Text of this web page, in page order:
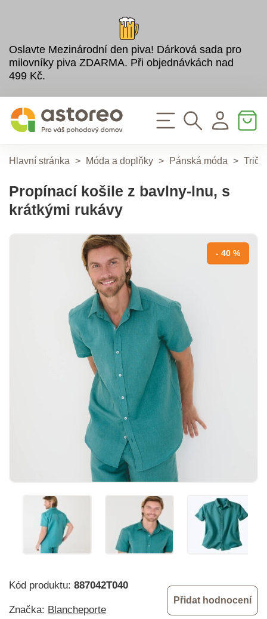
Oslavte Mezinárodní den piva! Dárková sada pro
milovníky piva ZDARMA. Při objednávkách nad
499 Kč.
Hlavní stránka > Móda a doplňky > Pánská móda >
Propínací košile z bavlny-lnu, s
krátkými rukávy
- 40 %
Kód produktu: 887042T040
Značka: Blancheporte
Přidat hodnocení